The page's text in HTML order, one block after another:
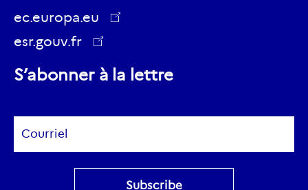
sur
ec.europa.eu
esr.gouv.fr
ec.europa.eu
S’abonner à la lettre